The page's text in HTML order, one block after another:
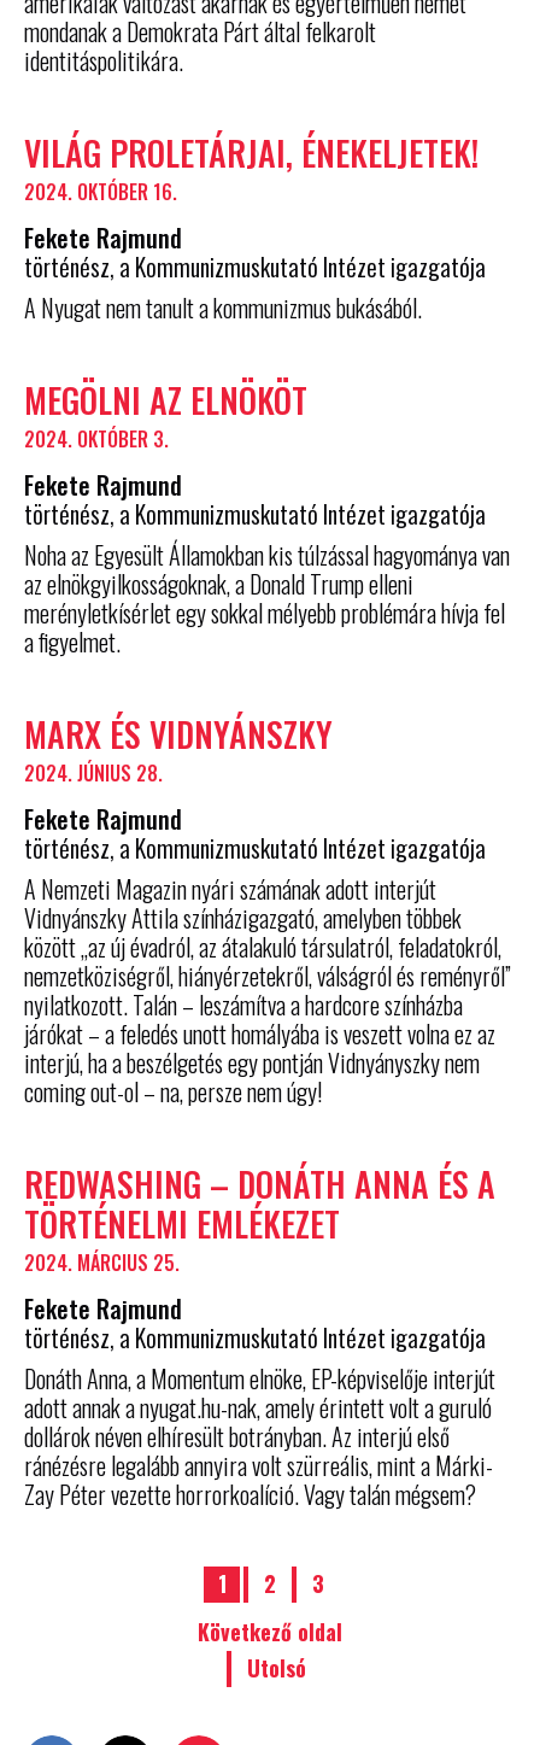
mondanak a Demokrata Párt által felkarolt
identitáspolitikára.
VILÁG PROLETÁRJAI, ÉNEKELJETEK!
2024. OKTÓBER 16.
Fekete Rajmund
történész, a Kommunizmuskutató Intézet igazgatója
A Nyugat nem tanult a kommunizmus bukásából.
MEGÖLNI AZ ELNÖKÖT
2024. OKTÓBER 3.
Fekete Rajmund
történész, a Kommunizmuskutató Intézet igazgatója
Noha az Egyesült Államokban kis túlzással hagyománya van
az elnökgyilkosságoknak, a Donald Trump elleni
merényletkísérlet egy sokkal mélyebb problémára hívja fel
a figyelmet.
MARX ÉS VIDNYÁNSZKY
2024. JÚNIUS 28.
Fekete Rajmund
történész, a Kommunizmuskutató Intézet igazgatója
A Nemzeti Magazin nyári számának adott interjút
Vidnyánszky Attila színházigazgató, amelyben többek
között „az új évadról, az átalakuló társulatról, feladatokról,
nemzetköziségről, hiányérzetekről, válságról és reményről”
nyilatkozott. Talán – leszámítva a hardcore színházba
járókat – a feledés unott homályába is veszett volna ez az
interjú, ha a beszélgetés egy pontján Vidnyányszky nem
coming out-ol – na, persze nem úgy!
REDWASHING – DONÁTH ANNA ÉS A
TÖRTÉNELMI EMLÉKEZET
2024. MÁRCIUS 25.
Fekete Rajmund
történész, a Kommunizmuskutató Intézet igazgatója
Donáth Anna, a Momentum elnöke, EP-képviselője interjút
adott annak a nyugat.hu-nak, amely érintett volt a guruló
dollárok néven elhíresült botrányban. Az interjú első
ránézésre legalább annyira volt szürreális, mint a Márki-
Zay Péter vezette horrorkoalíció. Vagy talán mégsem?
1 2
3
Következő oldal
Utolsó